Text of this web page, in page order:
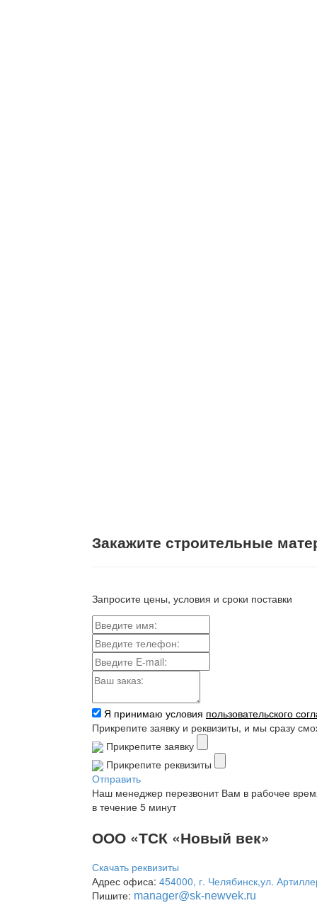
Закажите строительные
Запросите цены, условия и сроки поставки
Я принимаю условия пользовательского
Прикрепите заявку и реквизиты, и мы сразу
Прикрепите заявку
Прикрепите реквизиты
Отправить
Наш менеджер перезвонит Вам в рабочее
в течение 5 минут
ООО «ТСК «Новый век»
Скачать реквизиты
Адрес офиса: 454000, г. Челябинск,ул.
Пишите: manager@sk-newvek.ru